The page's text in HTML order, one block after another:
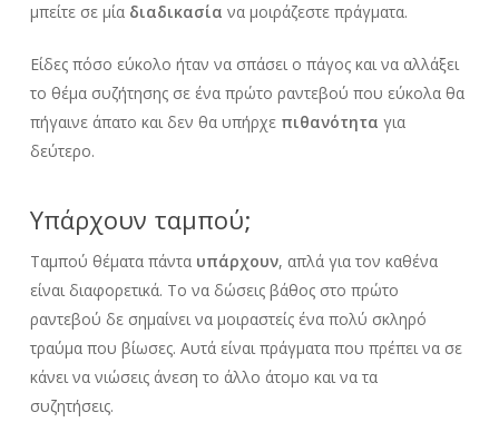
μπείτε σε μία διαδικασία να μοιράζεστε πράγματα.
Είδες πόσο εύκολο ήταν να σπάσει ο πάγος και να αλλάξει
το θέμα συζήτησης σε ένα πρώτο ραντεβού που εύκολα θα
πήγαινε άπατο και δεν θα υπήρχε πιθανότητα για
δεύτερο.
Υπάρχουν ταμπού;
Ταμπού θέματα πάντα υπάρχουν, απλά για τον καθένα
είναι διαφορετικά. Το να δώσεις βάθος στο πρώτο
ραντεβού δε σημαίνει να μοιραστείς ένα πολύ σκληρό
τραύμα που βίωσες. Αυτά είναι πράγματα που πρέπει να σε
κάνει να νιώσεις άνεση το άλλο άτομο και να τα
συζητήσεις.